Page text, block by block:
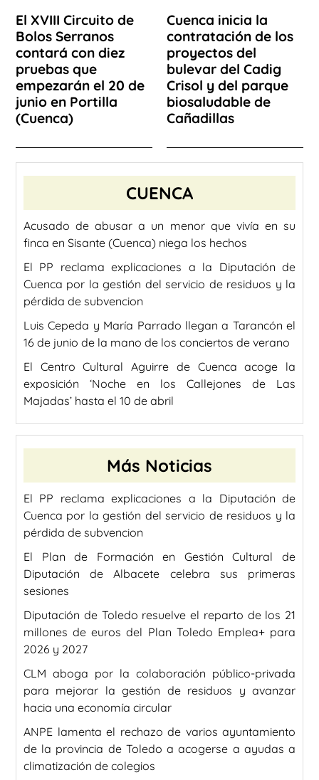
El XVIII Circuito de
Bolos Serranos
contará con diez
pruebas que
empezarán el 20 de
junio en Portilla
(Cuenca)
Cuenca inicia la
contratación de los
proyectos del
bulevar del Cadig
Crisol y del parque
biosaludable de
Cañadillas
CUENCA
Acusado de abusar a un menor que vivía en su
finca en Sisante (Cuenca) niega los hechos
El PP reclama explicaciones a la Diputación de
Cuenca por la gestión del servicio de residuos y la
pérdida de subvencion
Luis Cepeda y María Parrado llegan a Tarancón el
16 de junio de la mano de los conciertos de verano
El Centro Cultural Aguirre de Cuenca acoge la
exposición ‘Noche en los Callejones de Las
Majadas’ hasta el 10 de abril
Más Noticias
El PP reclama explicaciones a la Diputación de
Cuenca por la gestión del servicio de residuos y la
pérdida de subvencion
El Plan de Formación en Gestión Cultural de
Diputación de Albacete celebra sus primeras
sesiones
Diputación de Toledo resuelve el reparto de los 21
millones de euros del Plan Toledo Emplea+ para
2026 y 2027
CLM aboga por la colaboración público-privada
para mejorar la gestión de residuos y avanzar
hacia una economía circular
ANPE lamenta el rechazo de varios ayuntamiento
de la provincia de Toledo a acogerse a ayudas a
climatización de colegios